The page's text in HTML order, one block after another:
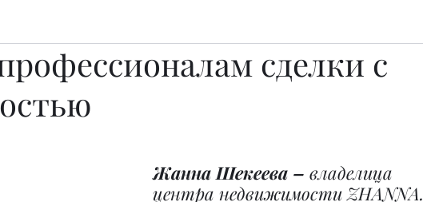
сделки с
Жанна Шекеева – владелица
центра недвижимости ZHANNA.